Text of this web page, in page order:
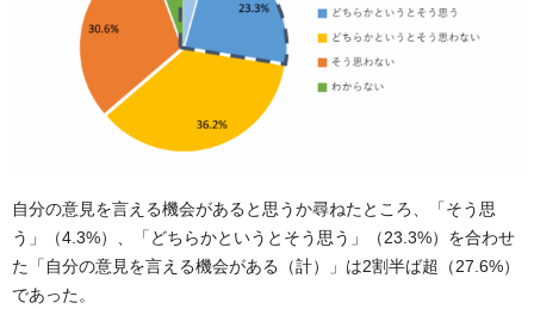
自分の意見を言える機会があると思うか尋ねたところ、「そう思
う」（4.3%）、「どちらかというとそう思う」（23.3%）を合わせ
た「自分の意見を言える機会がある（計）」は2割半ば超（27.6%）
であった。